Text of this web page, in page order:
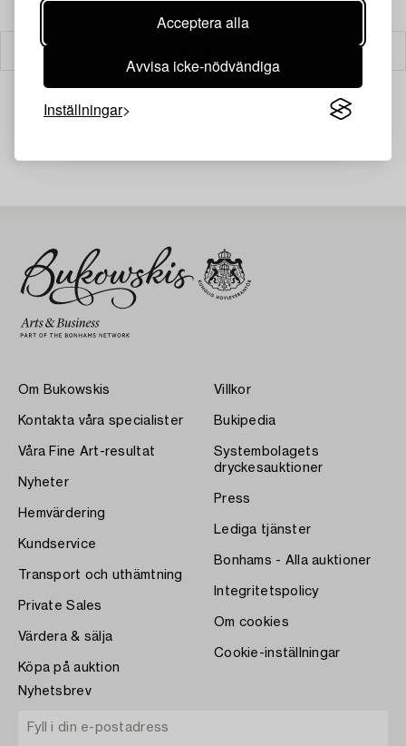
Acceptera alla
Avvisa icke-nödvändiga
Inställningar
Om Bukowskis
Kontakta våra specialister
Våra Fine Art-resultat
Nyheter
Hemvärdering
Kundservice
Transport och uthämtning
Private Sales
Värdera & sälja
Köpa på auktion
Villkor
Bukipedia
Systembolagets
dryckesauktioner
Press
Lediga tjänster
Bonhams - Alla auktioner
Integritetspolicy
Om cookies
Cookie-inställningar
Nyhetsbrev